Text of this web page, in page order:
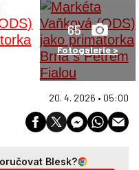
65
Fotogalerie >
20. 4. 2026 • 05:00
Blesk?